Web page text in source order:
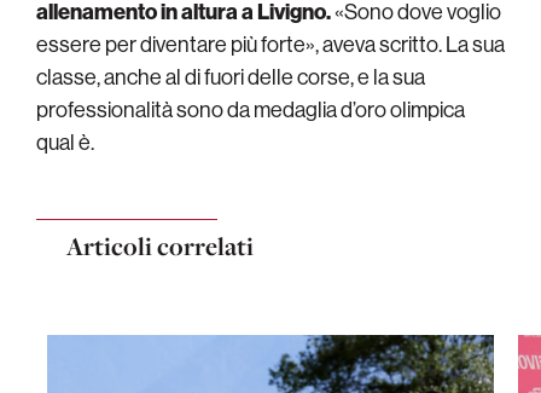
allenamento in altura a Livigno.«Sono dove voglio
essere per diventare più forte», aveva scritto. La sua
classe, anche al di fuori delle corse, e la sua
professionalità sono da medaglia d’oro olimpica
qual è.
Articoli correlati